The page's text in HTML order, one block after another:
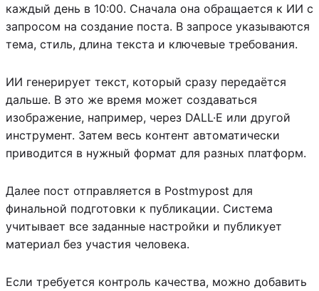
каждый день в 10:00. Сначала она обращается к ИИ с
запросом на создание поста. В запросе указываются
тема, стиль, длина текста и ключевые требования.
ИИ генерирует текст, который сразу передаётся
дальше. В это же время может создаваться
изображение, например, через DALL·E или другой
инструмент. Затем весь контент автоматически
приводится в нужный формат для разных платформ.
Далее пост отправляется в Postmypost для
финальной подготовки к публикации. Система
учитывает все заданные настройки и публикует
материал без участия человека.
Если требуется контроль качества, можно добавить